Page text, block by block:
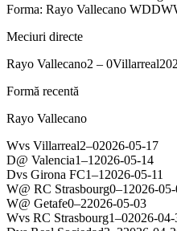
Forma: Rayo Vallecano
Meciuri directe
Rayo Vallecano2 – 0Villarreal
Formă recentă
Rayo Vallecano
Wvs Villarreal2–02026-05-17
D@ Valencia1–1 2026-05-14
Dvs Girona FC1–1 2026-05-11
W@ RC Strasbourg0–1 2026-
W@ Getafe0–22026-05-03
Wvs RC Strasbourg1–02026-04-